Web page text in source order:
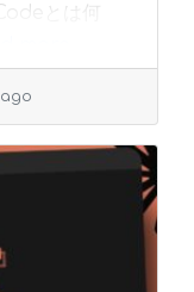
とは何